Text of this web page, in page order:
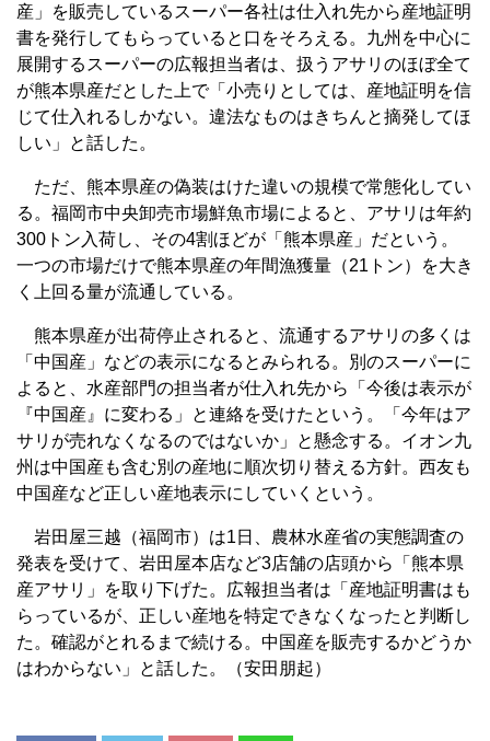
産」を販売しているスーパー各社は仕入れ先から産地証明
書を発行してもらっていると口をそろえる。九州を中心に
展開するスーパーの広報担当者は、扱うアサリのほぼ全て
が熊本県産だとした上で「小売りとしては、産地証明を信
じて仕入れるしかない。違法なものはきちんと摘発してほ
しい」と話した。
ただ、熊本県産の偽装はけた違いの規模で常態化してい
る。福岡市中央卸売市場鮮魚市場によると、アサリは年約
300トン入荷し、その4割ほどが「熊本県産」だという。
一つの市場だけで熊本県産の年間漁獲量（21トン）を大き
く上回る量が流通している。
熊本県産が出荷停止されると、流通するアサリの多くは
「中国産」などの表示になるとみられる。別のスーパーに
よると、水産部門の担当者が仕入れ先から「今後は表示が
『中国産』に変わる」と連絡を受けたという。「今年はア
サリが売れなくなるのではないか」と懸念する。イオン九
州は中国産も含む別の産地に順次切り替える方針。西友も
中国産など正しい産地表示にしていくという。
岩田屋三越（福岡市）は1日、農林水産省の実態調査の
発表を受けて、岩田屋本店など3店舗の店頭から「熊本県
産アサリ」を取り下げた。広報担当者は「産地証明書はも
らっているが、正しい産地を特定できなくなったと判断し
た。確認がとれるまで続ける。中国産を販売するかどうか
はわからない」と話した。（安田朋起）